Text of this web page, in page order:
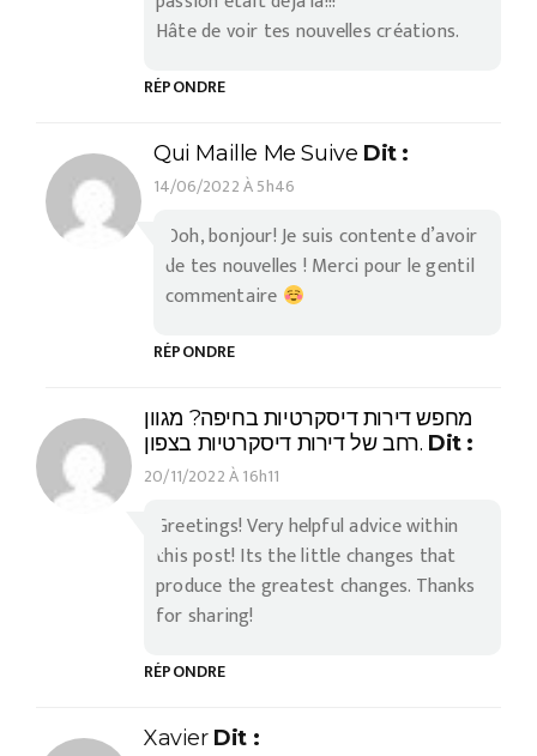
Hâte de voir tes nouvelles créations.
RÉPONDRE
Qui Maille Me Suive Dit :
14/06/2022 À 5h46
Ooh, bonjour! Je suis contente d’avoir
de tes nouvelles ! Merci pour le gentil
commentaire
RÉPONDRE
מחפש דירות דיסקרטיות בחיפה? מגוון
רחב של דירות דיסקרטיות בצפון. Dit :
20/11/2022 À 16h11
Greetings! Very helpful advice within
this post! Its the little changes that
produce the greatest changes. Thanks
for sharing!
RÉPONDRE
Xavier Dit :